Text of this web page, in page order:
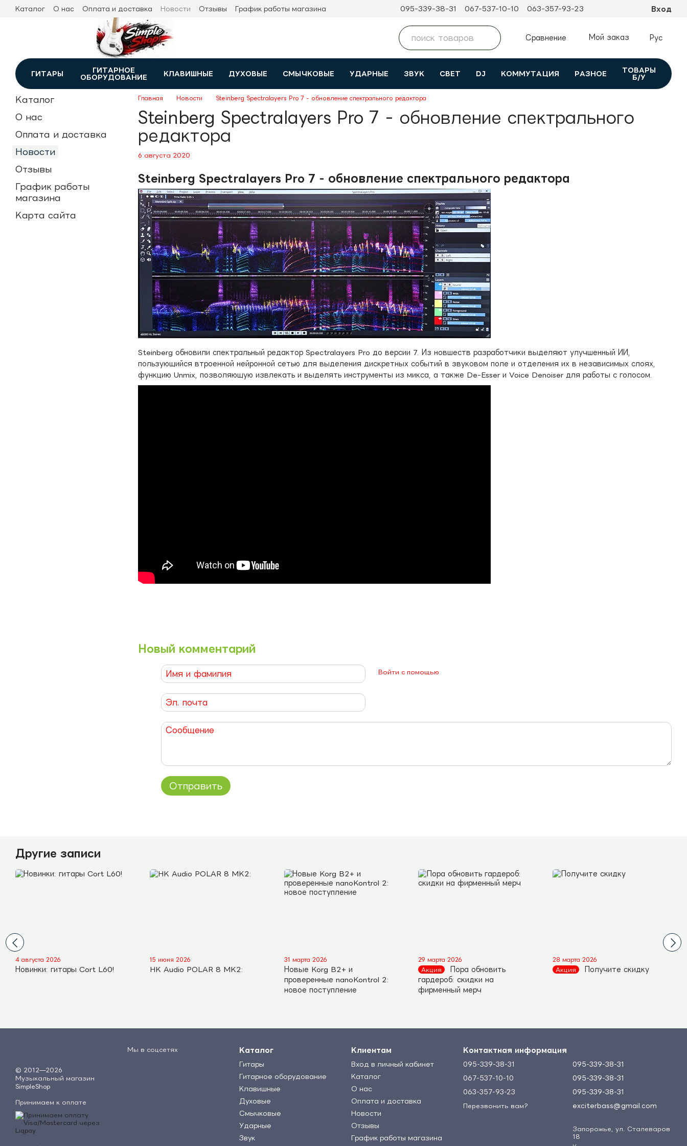
Перейти к основному контенту
Каталог О нас Оплата и доставка Новости Отзывы График работы магазина 095-339-38-31 067-537-10-10 063-357-93-23 Вход
Сравнение Мой заказ Рус
ГИТАРЫ
ГИТАРНОЕ
ОБОРУДОВАНИЕ
КЛАВИШНЫЕ ДУХОВЫЕ СМЫЧКОВЫЕ УДАРНЫЕ ЗВУК СВЕТ DJ КОММУТАЦИЯ РАЗНОЕ
ТОВАРЫ
Б/У
Главная Новости Steinberg Spectralayers Pro 7 - обновление спектрального редактора
Steinberg Spectralayers Pro 7 - обновление спектрального
редактора
6 августа 2020
Steinberg Spectralayers Pro 7 - обновление спектрального редактора
Steinberg обновили спектральный редактор Spectralayers Pro до версии 7. Из новшеств разработчики выделяют улучшенный ИИ,
пользующийся втроенной нейронной сетью для выделения дискретных событий в звуковом поле и отделения их в независимых слоях,
функцию Unmix, позволяющую извлекать и выделять инструменты из микса, а также De-Esser и Voice Denoiser для работы с голосом.
Новый комментарий
Войти с помощью
Отправить
Каталог
О нас
Оплата и доставка
Новости
Отзывы
График работы
магазина
Карта сайта
Другие записи
4 августа 2026
Новинки: гитары Cort L60!
15 июня 2026
HK Audio POLAR 8 MK2:
31 марта 2026
Новые Korg B2+ и
проверенные nanoKontrol 2:
новое поступление
29 марта 2026
Акция
Пора обновить
гардероб: скидки на
фирменный мерч
28 марта 2026
Акция Получите скидку
© 2012—2026
Музыкальный магазин
SimpleShop
Принимаем к оплате
Мы в соцсетях Каталог
Гитары
Гитарное оборудование
Клавишные
Духовые
Смычковые
Ударные
Звук
Клиентам
Вход в личный кабинет
Каталог
О нас
Оплата и доставка
Новости
Отзывы
График работы магазина
Контактная информация
095-339-38-31
067-537-10-10
063-357-93-23
Перезвонить вам?
095-339-38-31
095-339-38-31
095-339-38-31
exciterbass@gmail.com
Запорожье, ул. Сталеваров
18